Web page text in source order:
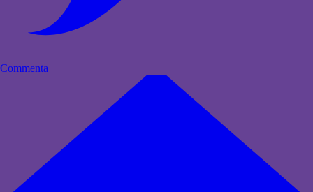
Commenta